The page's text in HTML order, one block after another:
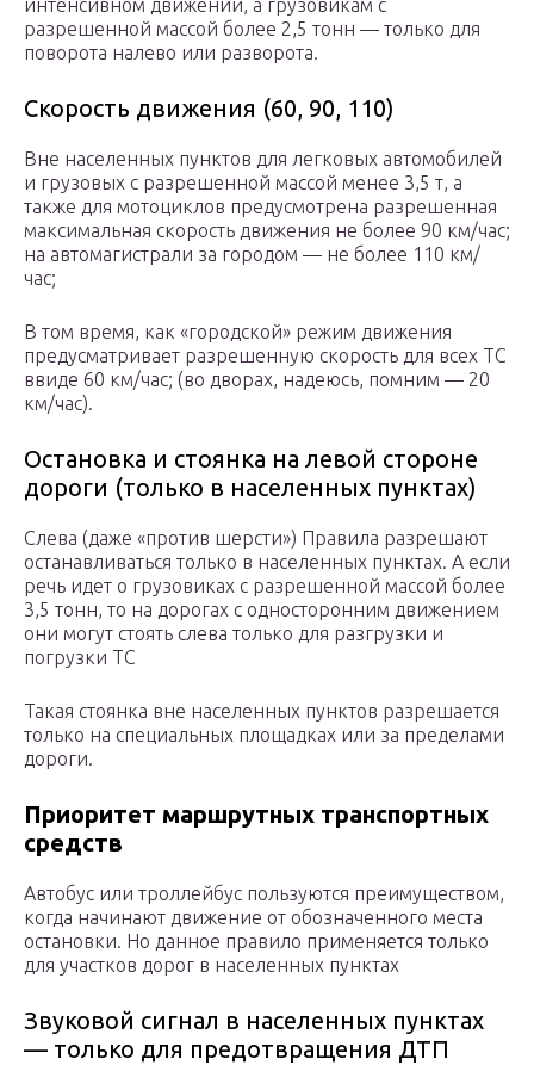
интенсивном движении, а грузовикам с
разрешенной массой более 2,5 тонн — только для
поворота налево или разворота.
Скорость движения (60, 90, 110)
Вне населенных пунктов для легковых автомобилей
и грузовых с разрешенной массой менее 3,5 т, а
также для мотоциклов предусмотрена разрешенная
максимальная скорость движения не более 90 км/час;
на автомагистрали за городом — не более 110 км/
час;
В том время, как «городской» режим движения
предусматривает разрешенную скорость для всех ТС
ввиде 60 км/час; (во дворах, надеюсь, помним — 20
км/час).
Остановка и стоянка на левой стороне
дороги (только в населенных пунктах)
Слева (даже «против шерсти») Правила разрешают
останавливаться только в населенных пунктах. А если
речь идет о грузовиках с разрешенной массой более
3,5 тонн, то на дорогах с односторонним движением
они могут стоять слева только для разгрузки и
погрузки ТС
Такая стоянка вне населенных пунктов разрешается
только на специальных площадках или за пределами
дороги.
Приоритет маршрутных транспортных
средств
Автобус или троллейбус пользуются преимуществом,
когда начинают движение от обозначенного места
остановки. Но данное правило применяется только
для участков дорог в населенных пунктах
Звуковой сигнал в населенных пунктах
— только для предотвращения ДТП